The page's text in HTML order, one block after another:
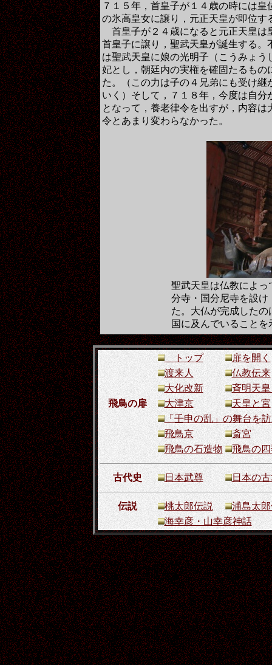
７１５年，首皇子が１４歳の時には皇
の氷高皇女に譲り，元正天皇が即位す
首皇子が２４歳になると元正天皇は
首皇子に譲り，聖武天皇が誕生する。
は聖武天皇に娘の光明子（こうみょう
妃とし，朝廷内の実権を確固たるもの
た。（この力は子の４兄弟にも受け継
いく）そして，７１８年，今度は自分
となって，養老律令を出すが，内容は
令とあまり変わらなかった。
聖武天皇は仏教によ
分寺・国分尼寺を設
た。大仏が完成した
国に及んでいること
飛鳥の扉
トップ
扉を開く
渡来人
仏教伝来
大化改新
斉明天
大津京
天皇と宮
「壬申の乱」の舞台を
飛鳥京
斎宮
飛鳥の石造物
飛鳥の
古代史 日本武尊 日本の
伝説 桃太郎伝説
浦島太
海幸彦・山幸彦神話